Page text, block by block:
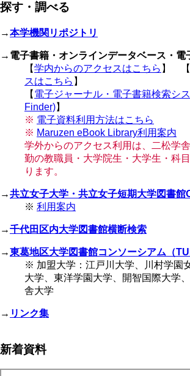
り
探す・調べる
→本学機関リポジトリ
→ 電子書籍・オンラインデータベース・電
【学内からのアクセスはこちら 】 【
スはこちら 】
【 電子ジャーナル・電子書籍検索シ
Finder)】
※ 電子資料利用方法はこちら
※ Maruzen eBook Library利用案内
学外からのアクセス利用は、二松学
勤の教職員・大学院生・大学生・科
ります。
→共立女子大学・共立女子短期大学図書館
※ 利用案内
→千代田区内大学図書館横断検索
→東葛地区大学図書館コンソーシアム（
※ 加盟大学：江戸川大学、川村学園
大学、東洋学園大学、開智国際大学
舎大学
→ リンク集
新着資料